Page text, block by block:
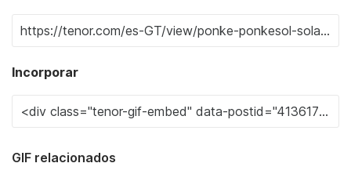
Incorporar
GIF relacionados